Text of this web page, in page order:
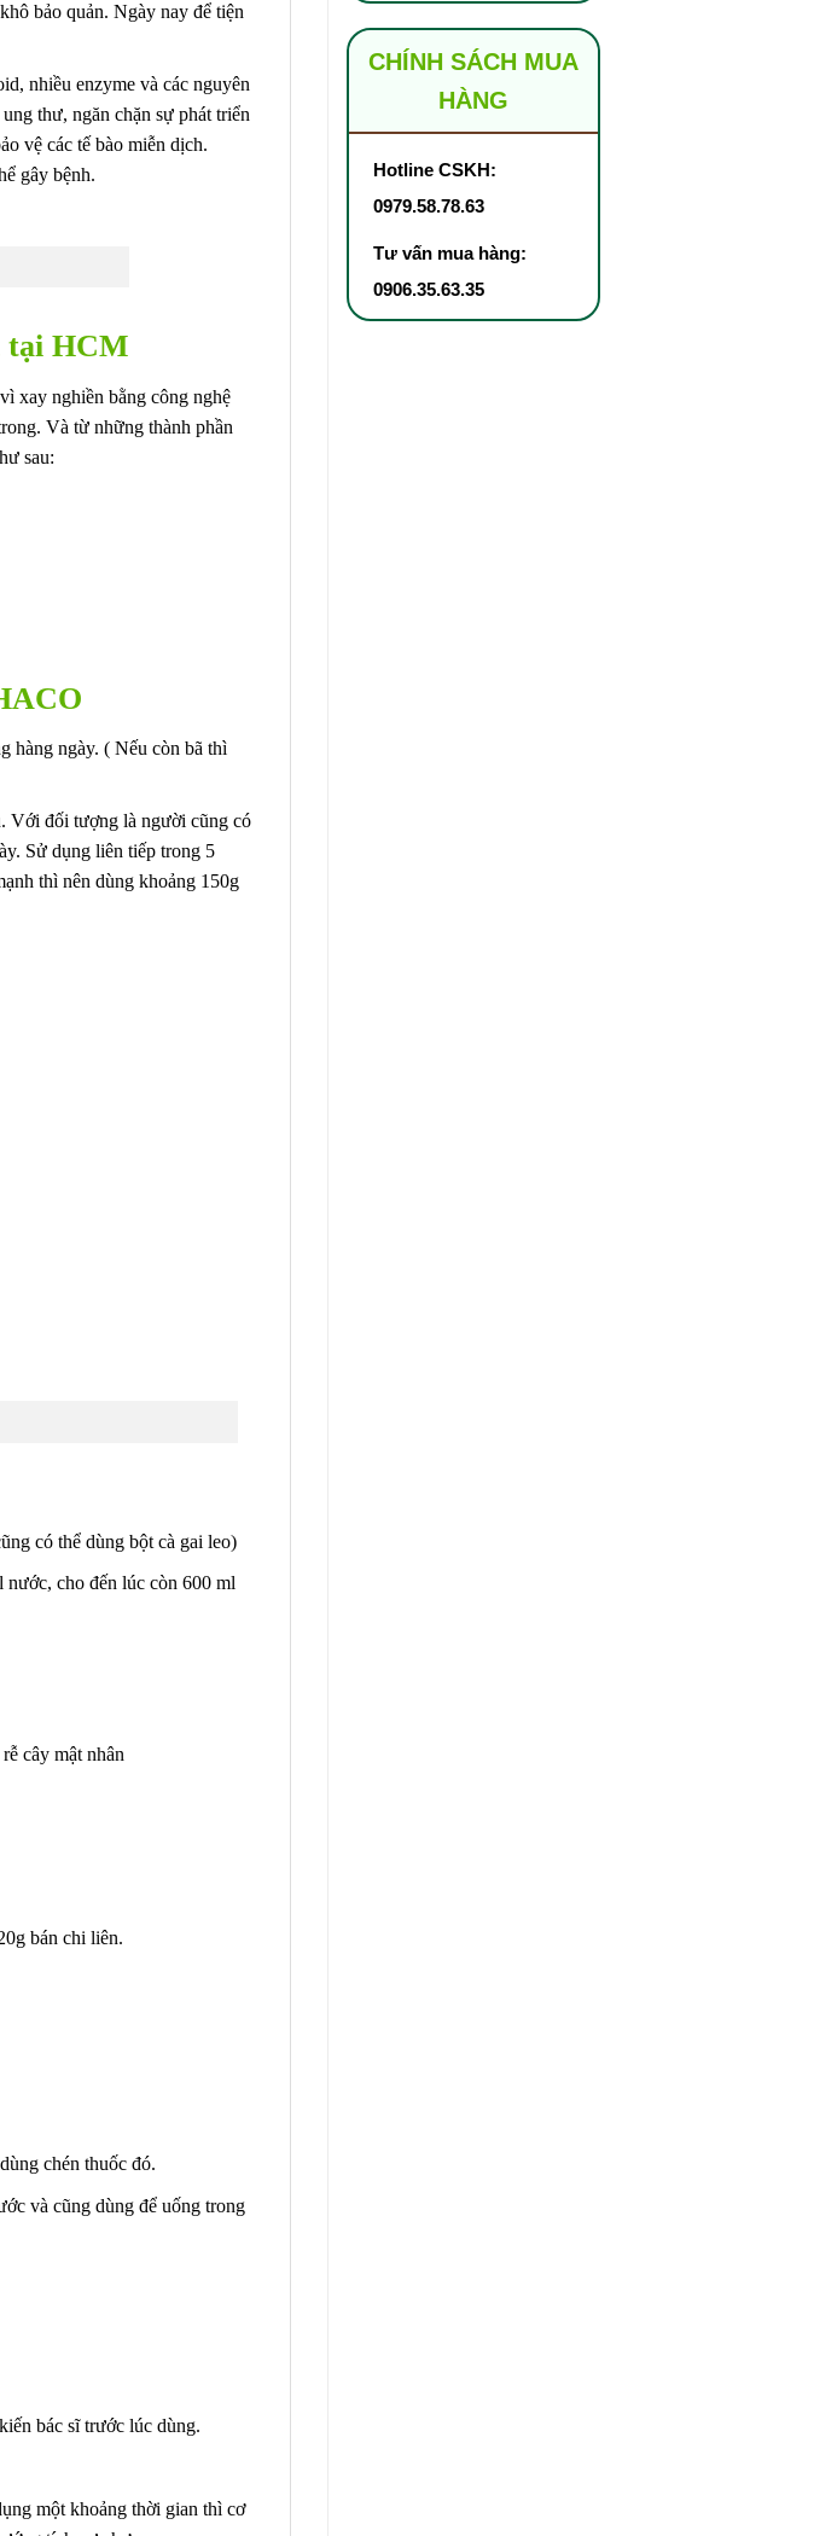
CHÍNH SÁCH MUA
HÀNG
Hotline CSKH:
0979.58.78.63
Tư vấn mua hàng:
0906.35.63.35
bảo quản. Ngày nay để tiện
nhiều enzyme và các nguyên
thư, ngăn chặn sự phát triển
vệ các tế bào miễn dịch.
gây bệnh.
tại HCM
xay nghiền bằng công nghệ
Và từ những thành phần
sau:
hàng ngày. ( Nếu còn bã thì
Với đối tượng là người cũng có
Sử dụng liên tiếp trong 5
thì nên dùng khoảng 150g
có thể dùng bột cà gai leo)
nước, cho đến lúc còn 600 ml
cây mật nhân
bán chi liên.
chén thuốc đó.
và cũng dùng để uống trong
bác sĩ trước lúc dùng.
một khoảng thời gian thì cơ